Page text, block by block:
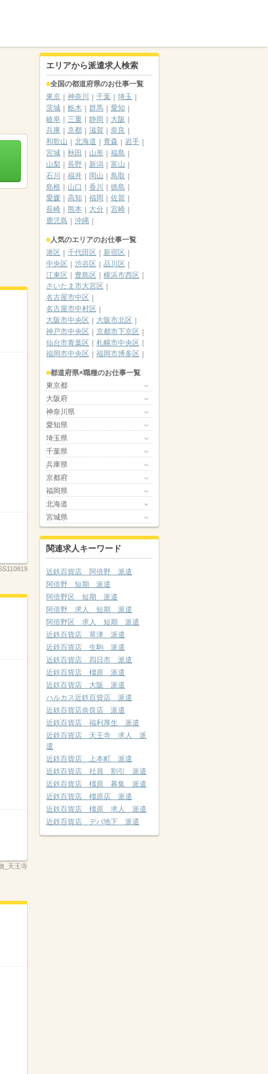
_天王寺
エリアから派遣求人検索
全国の都道府県のお仕事一覧
東京
神奈川 千葉
埼玉
茨城
栃木 群馬
愛知
岐阜
三重 静岡
大阪
兵庫
京都 滋賀
奈良
和歌山
北海道 青森
岩手
宮城
秋田 山形
福島
山梨
長野 新潟
富山
石川
福井 岡山
鳥取
島根
山口 香川
徳島
愛媛
高知 福岡
佐賀
長崎
熊本 大分
宮崎
鹿児島
沖縄
人気のエリアのお仕事一覧
港区
千代田区
新宿区
中央区
渋谷区
品川区
江東区
豊島区
横浜市西区
さいたま市大宮区
名古屋市中区
名古屋市中村区
大阪市中央区
大阪市北区
神戸市中央区
京都市下京区
仙台市青葉区
札幌市中央区
福岡市中央区
福岡市博多区
都道府県×職種のお仕事一覧
東京都
大阪府
神奈川県
愛知県
埼玉県
千葉県
兵庫県
京都府
福岡県
北海道
宮城県
関連求人キーワード
近鉄百貨店 阿倍野 派遣
阿倍野 短期 派遣
阿倍野区 短期 派遣
阿倍野 求人 短期 派遣
阿倍野区 求人 短期 派遣
近鉄百貨店 草津 派遣
近鉄百貨店 生駒 派遣
近鉄百貨店 四日市 派遣
近鉄百貨店 橿原 派遣
近鉄百貨店 大阪 派遣
ハルカス近鉄百貨店 派遣
近鉄百貨店奈良店 派遣
近鉄百貨店 福利厚生 派遣
近鉄百貨店 天王寺 求人 派
遣
近鉄百貨店 上本町 派遣
近鉄百貨店 社員 割引 派遣
近鉄百貨店 橿原 募集 派遣
近鉄百貨店 橿原店 派遣
近鉄百貨店 橿原 求人 派遣
近鉄百貨店 デパ地下 派遣